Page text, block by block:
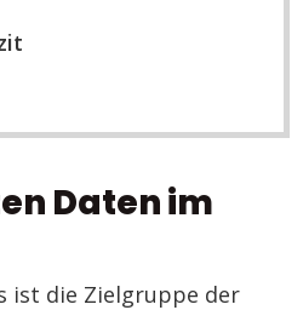
Daten im
ist die Zielgruppe der